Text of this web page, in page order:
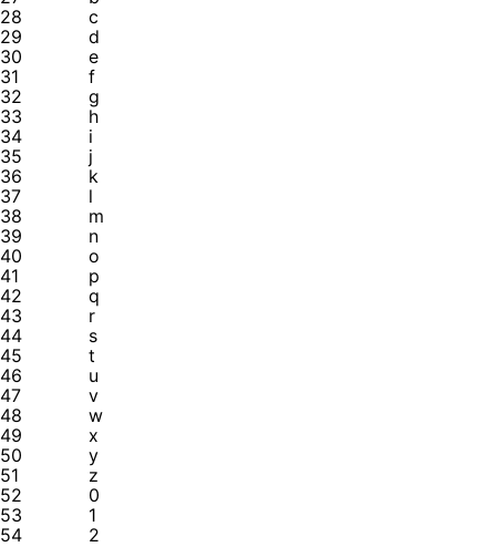
28
c
29
d
30
e
31
f
32
g
33
h
34
i
35
j
36
k
37
l
38
m
39
n
40
o
41
p
42
q
43
r
44
s
45
t
46
u
47
v
48
w
49
x
50
y
51
z
52
0
53
1
54
2